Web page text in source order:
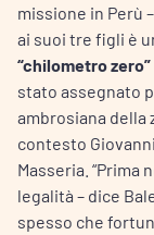
missione in Perù
ai suoi tre figli è
“chilometro zero”
stato assegnato
ambrosiana della
contesto
Masseria. “Prima
legalità – dice
spesso che